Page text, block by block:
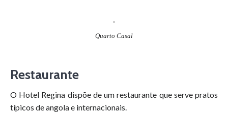
Quarto Casal
Restaurante
O Hotel Regina dispõe de um restaurante que serve pratos
típicos de angola e internacionais.